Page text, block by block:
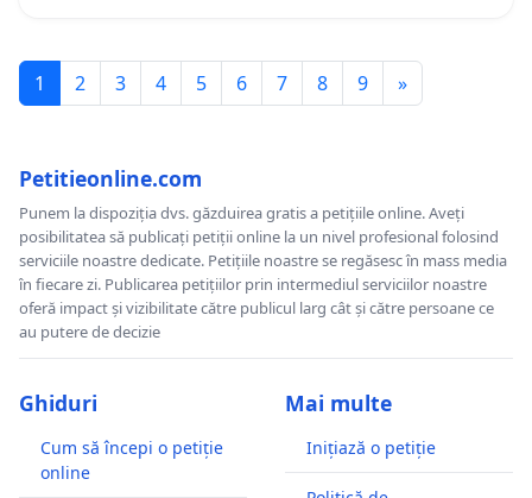
1 2 3 4 5 6 7 8 9 »
Petitieonline.com
Punem la dispoziția dvs. găzduirea gratis a petițiile online. Aveți
posibilitatea să publicați petiții online la un nivel profesional folosind
serviciile noastre dedicate. Petițiile noastre se regăsesc în mass media
în fiecare zi. Publicarea petițiilor prin intermediul serviciilor noastre
oferă impact și vizibilitate către publicul larg cât și către persoane ce
au putere de decizie
Ghiduri
Cum să începi o petiție
online
Mai multe
Inițiază o petiție